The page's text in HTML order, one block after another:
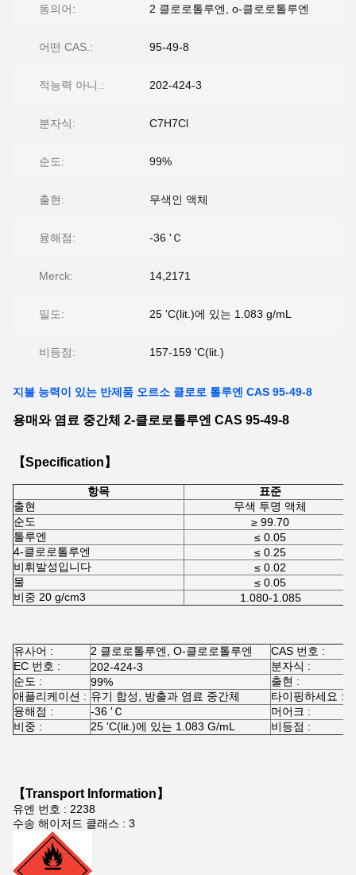
동의어: 2 클로로톨루엔, o-클로로톨루엔
어떤 CAS.: 95-49-8
적능력 아니.: 202-424-3
분자식: C7H7Cl
순도: 99%
출현: 무색인 액체
융해점: -36 'Ｃ
Merck: 14,2171
밀도: 25 'C(lit.)에 있는 1.083 g/mL
비등점: 157-159 'C(lit.)
지불 능력이 있는 반제품 오르소 클로로 톨루엔 CAS 95-49-8
용매와 염료 중간체 2-클로로톨루엔 CAS 95-49-8
【Specification】
항목
표준
출현
무색 투명 액체
순도
≥ 99.70
톨루엔
≤ 0.05
4-클로로톨루엔
≤ 0.25
비휘발성입니다
≤ 0.02
물
≤ 0.05
비중 20 g/cm3
1.080-1.085
유사어 : 2 클로로톨루엔, O-클로로톨루엔 CAS 번호 :
EC 번호 :
202-424-3 분자식 :
순도 :
99% 출현 :
애플리케이션 : 유기 합성, 방출과 염료 중간체 타이핑하세요 :
융해점 :
-36 'Ｃ 머어크 :
비중 :
25 'C(lit.)에 있는 1.083 G/mL 비등점 :
【Transport Information】
유엔 번호 : 2238
수송 해이저드 클래스 : 3